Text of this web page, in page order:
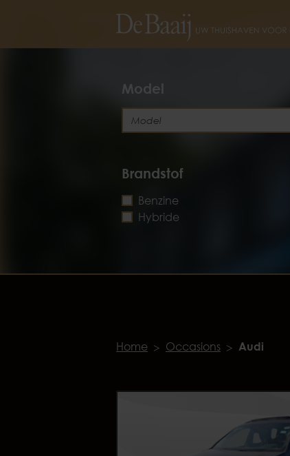
Model
Brandstof
Benzine
Hybride
Home Occasions Audi